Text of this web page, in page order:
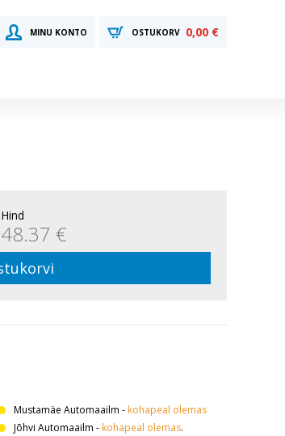
MINU KONTO OSTUKORV 0,00 €
Hind
48.37 €
Mustamäe Automaailm - kohapeal olemas
Jõhvi Automaailm - kohapeal olemas.